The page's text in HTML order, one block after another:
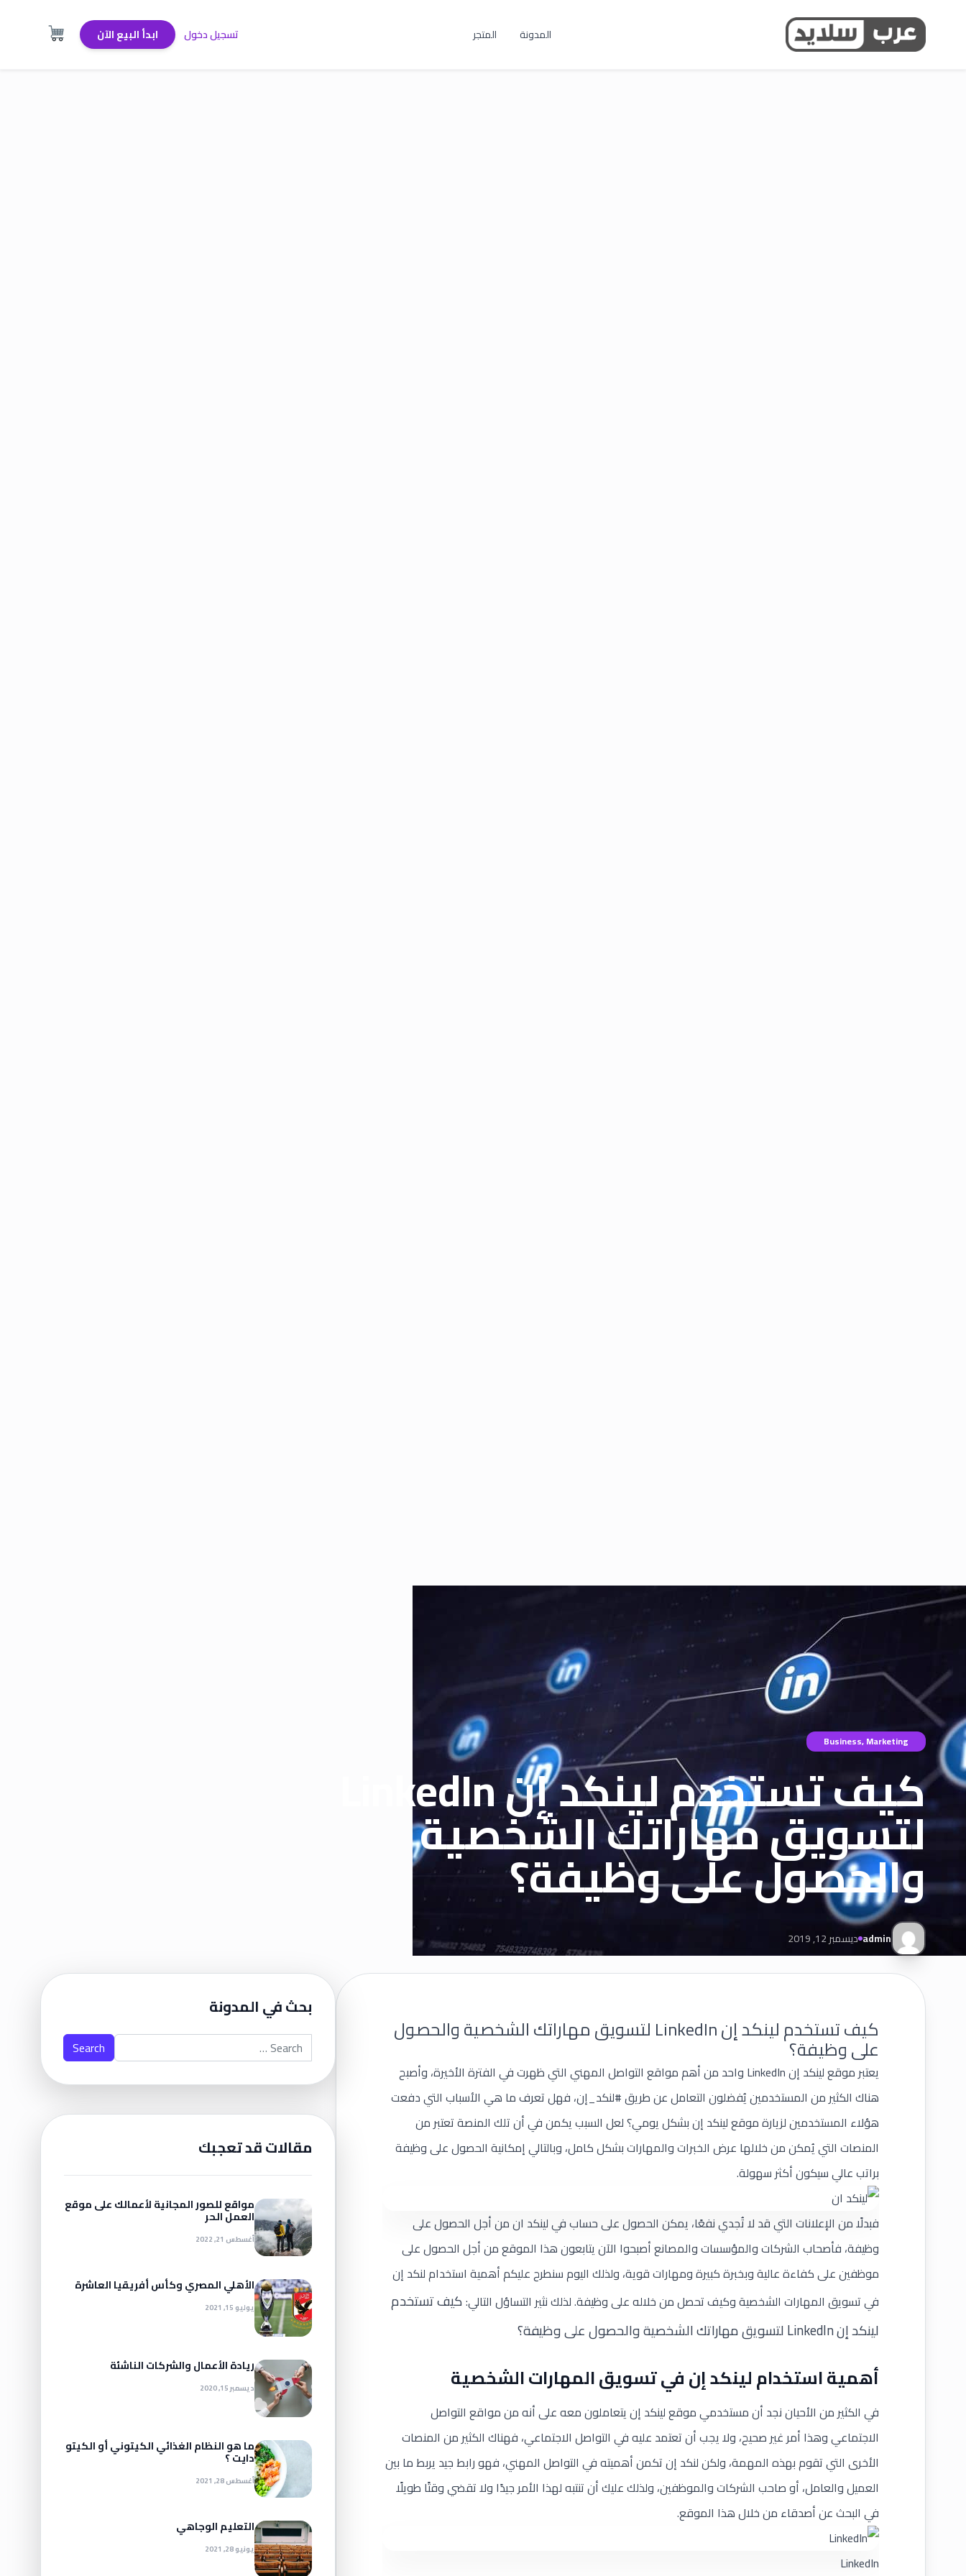
المدونة المتجر تسجيل دخول ابدأ البيع الآن
Business,Marketing
كيف تستخدم لينكد إن LinkedIn
لتسويق مهاراتك الشخصية
والحصول على وظيفة؟
admin ديسمبر 12, 2019
كيف تستخدم لينكد إن LinkedIn لتسويق مهاراتك الشخصية والحصول
على وظيفة؟
يعتبر موقع لينكد إنLinkedIn واحد من أهم مواقع التواصل المهني التي ظهرت في الفترة الأخيرة، وأصبح
هناك الكثير من المستخدمين يُفضلون التعامل عن طريق #لنكد_إن، فهل تعرف ما هي الأسباب التي دفعت
هؤلاء المستخدمين لزيارة موقع لينكد إن بشكل يومي؟ لعل السبب يكمن في أن تلك المنصة تعتبر من
المنصات التي يُمكن من خلالها عرض الخبرات والمهارات بشكل كامل، وبالتالي إمكانية الحصول على وظيفة
براتب عالي سيكون أكثر سهولة.
فبدلًا من الإعلانات التي قد لا تُجدي نفعًا، يمكن الحصول على حساب في لينكد ان من أجل الحصول على
وظيفة، فأصحاب الشركات والمؤسسات والمصانع أصبحوا الآن يتابعون هذا الموقع من أجل الحصول على
موظفين على كفاءة عالية وبخبرة كبيرة ومهارات قوية، ولذلك اليوم سنطرح عليكم أهمية استخدام لنكد إن
في تسويق المهارات الشخصية وكيف تحصل من خلاله على وظيفة. لذلك نثير التساؤل التالي:كيف تستخدم
لينكد إن LinkedIn لتسويق مهاراتك الشخصية والحصول على وظيفة؟
أهمية استخدام لينكد إن في تسويق المهارات الشخصية
في الكثير من الأحيان نجد أن مستخدمي موقعلينكد إنيتعاملون معه على أنه من مواقع التواصل
الاجتماعي وهذا أمر غير صحيح، ولا يجب أن تعتمد عليه في التواصل الاجتماعي، فهناك الكثير من المنصات
الأخرى التي تقوم بهذه المهمة، ولكن لنكد إن تكمن أهميته في التواصل المهني، فهو رابط جيد يربط ما بين
العميل والعامل، أو صاحب الشركات والموظفين، ولذلك عليك أن تنتبه لهذا الأمر جيدًا ولا تقضي وقتًا طويلًا
في البحث عن أصدقاء من خلال هذا الموقع.
LinkedIn
بحث في المدونة
Search for:
مقالات قد تعجبك
مواقع للصور المجانية لأعمالك على موقع
العمل الحر
أغسطس 21, 2022
الأهلي المصري وكأس أفريقيا العاشرة
يوليو 15, 2021
ريادة الأعمال والشركات الناشئة
ديسمبر 15, 2020
ما هو النظام الغذائي الكيتوني أو الكيتو
دايت ؟
أغسطس 28, 2021
التعليم الوجاهي
يونيو 28, 2021